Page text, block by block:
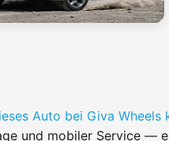
Auto bei Giva Wheels
und mobiler Service —